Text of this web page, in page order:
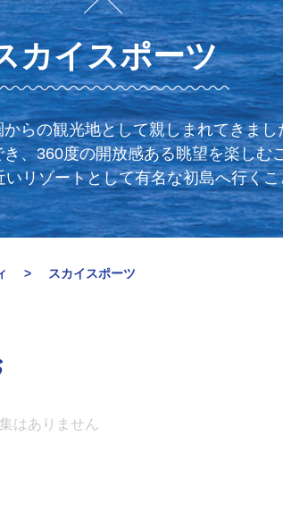
カイスポーツ
らの観光地として親しまれてきま
、360度の開放感ある眺望を楽しむ
リゾートとして有名な初島へ行く
スカイスポーツ
はありません